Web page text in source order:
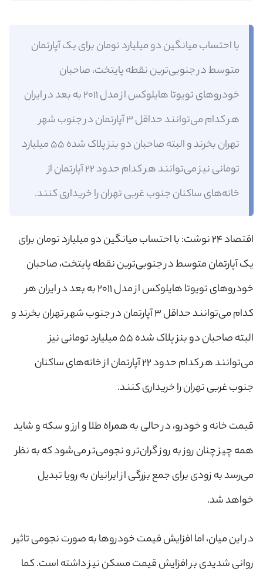
با احتساب میانگین دو میلیارد تومان برای یک آپارتمان
متوسط در جنوبی‌ترین نقطه پایتخت، صاحبان
خودروهای تویوتا هایلوکس از مدل ۲۰۱۱ به بعد در ایران
هر کدام می‌توانند حداقل ۳ آپارتمان در جنوب شهر
تهران بخرند و البته صاحبان دو بنز پلاک شده ۵۵ میلیارد
تومانی نیز می‌توانند هر کدام حدود ۲۲ آپارتمان از
خانه‌های ساکنان جنوب غربی تهران را خریداری کنند.
اقتصاد ۲۴ نوشت: با احتساب میانگین دو میلیارد تومان برای
یک آپارتمان متوسط در جنوبی‌ترین نقطه پایتخت، صاحبان
خودروهای تویوتا هایلوکس از مدل ۲۰۱۱ به بعد در ایران هر
کدام می‌توانند حداقل ۳ آپارتمان در جنوب شهر تهران بخرند و
البته صاحبان دو بنز پلاک شده ۵۵ میلیارد تومانی نیز
می‌توانند هر کدام حدود ۲۲ آپارتمان از خانه‌های ساکنان
جنوب غربی تهران را خریداری کنند.
قیمت خانه و خودرو، در حالی به همراه طلا و ارز و سکه و شاید
همه چیز چنان روز به روز گران‌تر و نجومی‌تر می‌شود که به نظر
می‌رسد به زودی برای جمع بزرگی از ایرانیان به رویا تبدیل
خواهد شد.
در این میان، اما افزایش قیمت خودروها به صورت نجومی تاثیر
روانی شدیدی بر افزایش قیمت مسکن نیز داشته است. کما